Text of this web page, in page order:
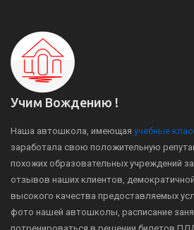
Учим Вождению !
Наша автошкола, имеющая учебные
заработала свою положительную
похожих образовательных учреждений
отзывов наших клиентов,
высокого качества предоставляемых
фото нашей автошколы, расписание